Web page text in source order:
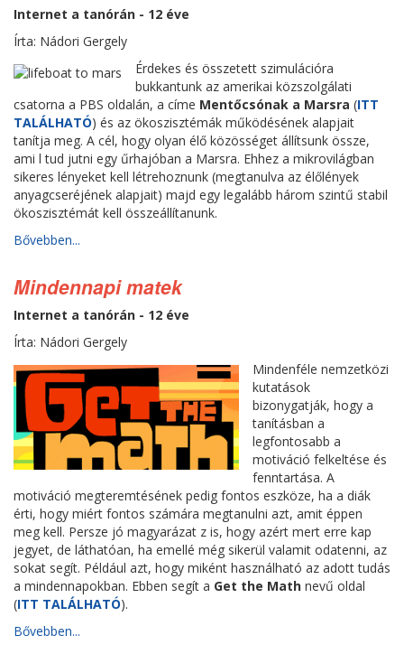
Internet a tanórán - 12 éve
Írta: Nádori Gergely
Érdekes és összetett szimulációra
bukkantunk az amerikai közszolgálati
csatorna a PBS oldalán, a címe Mentőcsónak a Marsra (ITT
TALÁLHATÓ) és az ökoszisztémák működésének alapjait
tanítja meg. A cél, hogy olyan élő közösséget állítsunk össze,
ami l tud jutni egy űrhajóban a Marsra. Ehhez a mikrovilágban
sikeres lényeket kell létrehoznunk (megtanulva az élőlények
anyagcseréjének alapjait) majd egy legalább három szintű stabil
ökoszisztémát kell összeállítanunk.
Bővebben...
Mindennapi matek
Internet a tanórán - 12 éve
Írta: Nádori Gergely
Mindenféle nemzetközi
kutatások
bizonygatják, hogy a
tanításban a
legfontosabb a
motiváció felkeltése és
fenntartása. A
motiváció megteremtésének pedig fontos eszköze, ha a diák
érti, hogy miért fontos számára megtanulni azt, amit éppen
meg kell. Persze jó magyarázat z is, hogy azért mert erre kap
jegyet, de láthatóan, ha emellé még sikerül valamit odatenni, az
sokat segít. Például azt, hogy miként használható az adott tudás
a mindennapokban. Ebben segít a Get the Math nevű oldal
(ITT TALÁLHATÓ).
Bővebben...